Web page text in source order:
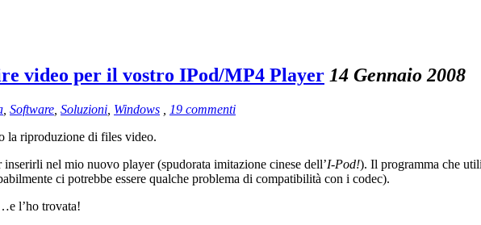
video per il vostro IPod/MP4 Player 14 Gennaio 2008
Software Soluzioni Windows
19 commenti
la riproduzione di files video.
nel mio nuovo player (spudorata imitazione cinese dell’I-Pod!). Il programma che
ci potrebbe essere qualche problema di compatibilità con i codec).
l’ho trovata!